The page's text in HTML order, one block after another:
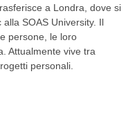
a Londra, dove si
SOAS University. Il
persone, le loro
Attualmente vive tra
personali.